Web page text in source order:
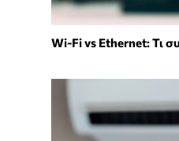
Wi-Fi vs Ethernet: Τι